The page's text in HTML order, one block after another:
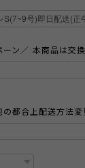
ン／ 本商品は交
都合上配送方法変